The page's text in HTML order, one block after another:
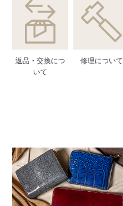
返品・交換につ
いて
修理について